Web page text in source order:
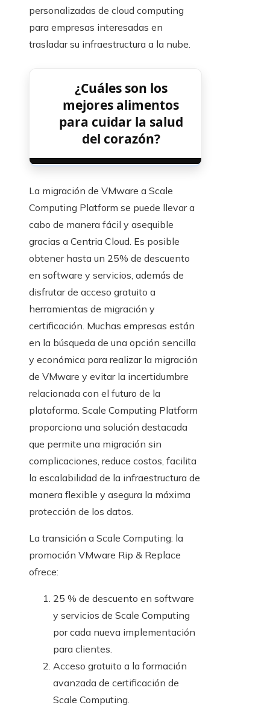
personalizadas de cloud computing
para empresas interesadas en
trasladar su infraestructura a la nube.
¿Cuáles son los
mejores alimentos
para cuidar la salud
del corazón?
La migración de VMware a Scale
Computing Platform se puede llevar a
cabo de manera fácil y asequible
gracias a Centria Cloud. Es posible
obtener hasta un 25% de descuento
en software y servicios, además de
disfrutar de acceso gratuito a
herramientas de migración y
certificación. Muchas empresas están
en la búsqueda de una opción sencilla
y económica para realizar la migración
de VMware y evitar la incertidumbre
relacionada con el futuro de la
plataforma. Scale Computing Platform
proporciona una solución destacada
que permite una migración sin
complicaciones, reduce costos, facilita
la escalabilidad de la infraestructura de
manera flexible y asegura la máxima
protección de los datos.
La transición a Scale Computing: la
promoción VMware Rip & Replace
ofrece:
25 % de descuento en software
y servicios de Scale Computing
por cada nueva implementación
para clientes.
Acceso gratuito a la formación
avanzada de certificación de
Scale Computing.